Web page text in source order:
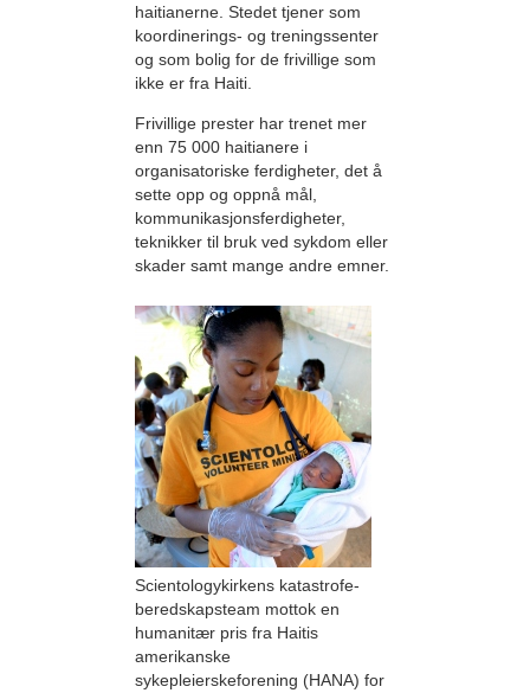
haitianerne. Stedet tjener som
koordinerings- og treningssenter
og som bolig for de frivillige som
ikke er fra Haiti.
Frivillige prester har trenet mer
enn 75 000 haitianere i
organisatoriske ferdig­heter, det å
sette opp og oppnå mål,
kommunikasjonsferdigheter,
teknikker til bruk ved sykdom eller
skader samt mange andre emner.
Scientologykirkens katastrofe­
beredskapsteam mottok en
humanitær pris fra Haitis
amerikanske
sykepleierskeforening (HANA) for